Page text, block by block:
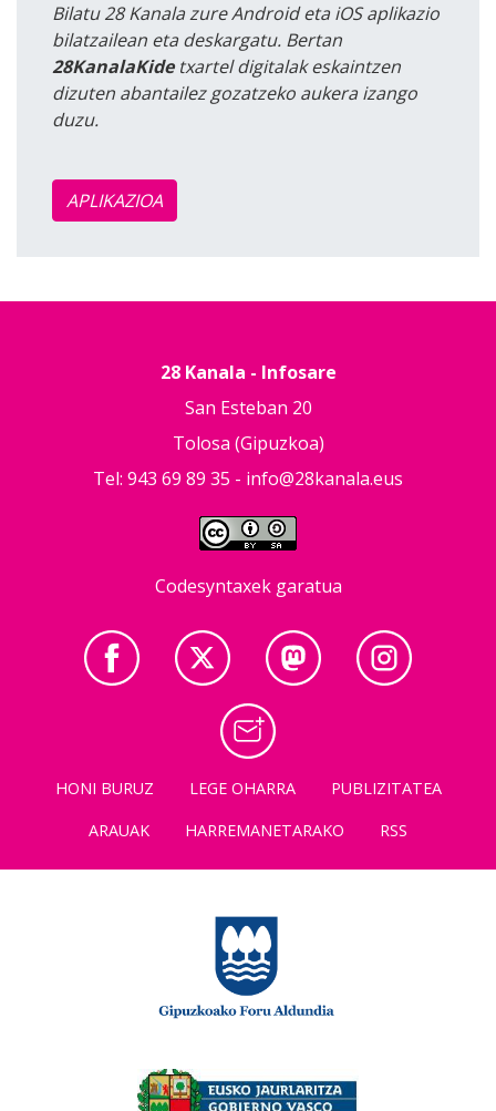
Bilatu 28 Kanala zure Android eta iOS aplikazio
bilatzailean eta deskargatu. Bertan
28KanalaKidetxartel digitalak eskaintzen
dizuten abantailez gozatzeko aukera izango
duzu.
APLIKAZIOA
28 Kanala - Infosare
San Esteban 20
Tolosa (Gipuzkoa)
Tel: 943 69 89 35 - info@28kanala.eus
Codesyntaxek garatua
HONI BURUZ LEGE OHARRA
PUBLIZITATEA
ARAUAK
HARREMANETARAKO RSS